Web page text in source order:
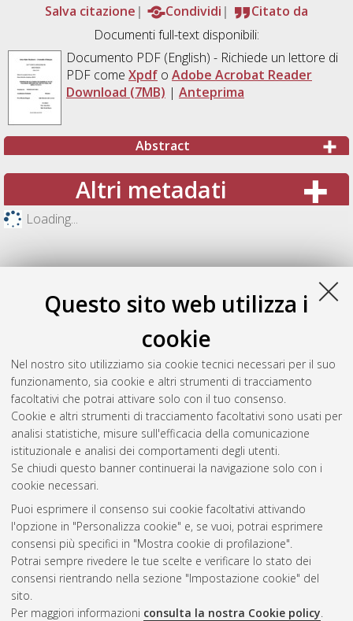
Questo sito web utilizza i
cookie
Nel nostro sito utilizziamo sia cookie tecnici necessari per il suo
funzionamento, sia cookie e altri strumenti di tracciamento
facoltativi che potrai attivare solo con il tuo consenso.
Cookie e altri strumenti di tracciamento facoltativi sono usati per
analisi statistiche, misure sull'efficacia della comunicazione
istituzionale e analisi dei comportamenti degli utenti.
Se chiudi questo banner continuerai la navigazione solo con i
cookie necessari.
Puoi esprimere il consenso sui cookie facoltativi attivando
l'opzione in "Personalizza cookie" e, se vuoi, potrai esprimere
consensi più specifici in "Mostra cookie di profilazione".
Potrai sempre rivedere le tue scelte e verificare lo stato dei
consensi rientrando nella sezione "Impostazione cookie" del
sito.
Per maggiori informazioni consulta la nostra Cookie policy.
Salva citazione
Condividi
Citato da
Documenti full-text disponibili:
Documento PDF(English) - Richiede un lettore di
PDF come Xpdfo Adobe Acrobat Reader
Download (7MB) | Anteprima
Abstract
Altri metadati
Loading...
Gestione del documento:
Atom
Rss 1.0
Rss 2.0
ISSN: 2038-7946